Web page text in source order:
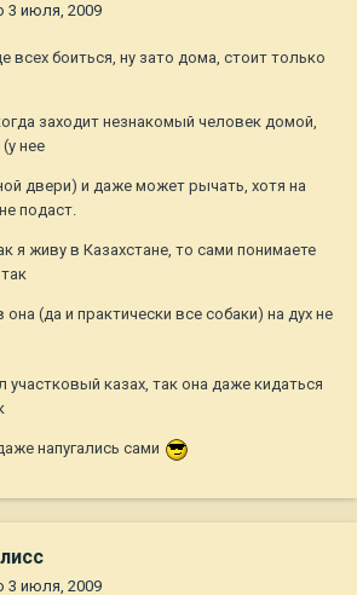
3 июля, 2009
всех боиться, ну зато дома, стоит только
заходит незнакомый человек домой,
нее
двери) и даже может рычать, хотя на
подаст.
я живу в Казахстане, то сами понимаете
(да и практически все собаки) на дух не
участковый казах, так она даже кидаться
напугались сами
3 июля, 2009